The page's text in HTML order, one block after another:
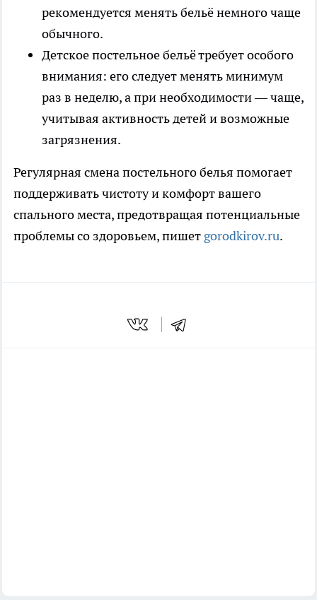
рекомендуется менять бельё немного чаще
обычного.
Детское постельное бельё требует особого
внимания: его следует менять минимум
раз в неделю, а при необходимости — чаще,
учитывая активность детей и возможные
загрязнения.
Регулярная смена постельного белья помогает
поддерживать чистоту и комфорт вашего
спального места, предотвращая потенциальные
проблемы со здоровьем, пишет gorodkirov.ru.